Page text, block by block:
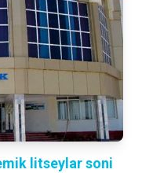
litseylar soni